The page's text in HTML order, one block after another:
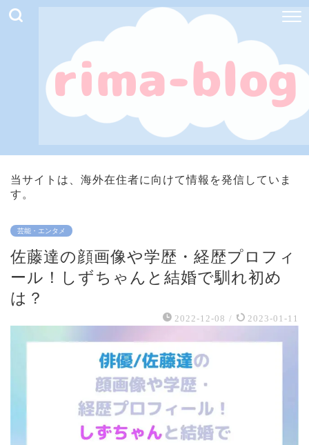
当サイトは、海外在住者に向けて情報を発信していま
す。
芸能・エンタメ
佐藤達の顔画像や学歴・経歴プロフィ
ール！しずちゃんと結婚で馴れ初め
は？
2022-12-08 / 2023-01-11